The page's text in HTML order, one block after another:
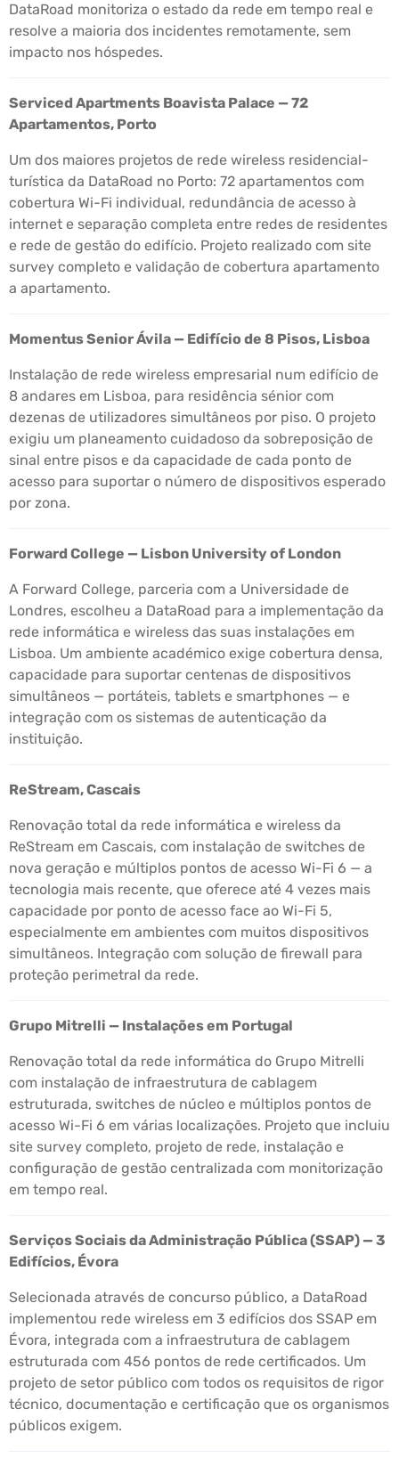
DataRoad monitoriza o estado da rede em tempo real e
resolve a maioria dos incidentes remotamente, sem
impacto nos hóspedes.
Serviced Apartments Boavista Palace — 72
Apartamentos, Porto
Um dos maiores projetos de rede wireless residencial-
turística da DataRoad no Porto: 72 apartamentos com
cobertura Wi-Fi individual, redundância de acesso à
internet e separação completa entre redes de residentes
e rede de gestão do edifício. Projeto realizado com site
survey completo e validação de cobertura apartamento
a apartamento.
Momentus Senior Ávila — Edifício de 8 Pisos, Lisboa
Instalação de rede wireless empresarial num edifício de
8 andares em Lisboa, para residência sénior com
dezenas de utilizadores simultâneos por piso. O projeto
exigiu um planeamento cuidadoso da sobreposição de
sinal entre pisos e da capacidade de cada ponto de
acesso para suportar o número de dispositivos esperado
por zona.
Forward College — Lisbon University of London
A Forward College, parceria com a Universidade de
Londres, escolheu a DataRoad para a implementação da
rede informática e wireless das suas instalações em
Lisboa. Um ambiente académico exige cobertura densa,
capacidade para suportar centenas de dispositivos
simultâneos — portáteis, tablets e smartphones — e
integração com os sistemas de autenticação da
instituição.
ReStream, Cascais
Renovação total da rede informática e wireless da
ReStream em Cascais, com instalação de switches de
nova geração e múltiplos pontos de acesso Wi-Fi 6 — a
tecnologia mais recente, que oferece até 4 vezes mais
capacidade por ponto de acesso face ao Wi-Fi 5,
especialmente em ambientes com muitos dispositivos
simultâneos. Integração com solução de firewall para
proteção perimetral da rede.
Grupo Mitrelli — Instalações em Portugal
Renovação total da rede informática do Grupo Mitrelli
com instalação de infraestrutura de cablagem
estruturada, switches de núcleo e múltiplos pontos de
acesso Wi-Fi 6 em várias localizações. Projeto que incluiu
site survey completo, projeto de rede, instalação e
configuração de gestão centralizada com monitorização
em tempo real.
Serviços Sociais da Administração Pública (SSAP) — 3
Edifícios, Évora
Selecionada através de concurso público, a DataRoad
implementou rede wireless em 3 edifícios dos SSAP em
Évora, integrada com a infraestrutura de cablagem
estruturada com 456 pontos de rede certificados. Um
projeto de setor público com todos os requisitos de rigor
técnico, documentação e certificação que os organismos
públicos exigem.